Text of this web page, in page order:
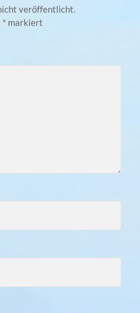
veröffentlicht.
* markiert